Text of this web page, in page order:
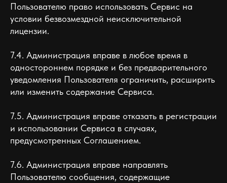
Пользователю право использовать Сервис на
условии безвозмездной неисключительной
лицензии.
7.4. Администрация вправе в любое время в
одностороннем порядке и без предварительного
уведомления Пользователя ограничить, расширить
или изменить содержание Сервиса.
7.5. Администрация вправе отказать в регистрации
и использовании Сервиса в случаях,
предусмотренных Соглашением.
7.6. Администрация вправе направлять
Пользователю сообщения, содержащие